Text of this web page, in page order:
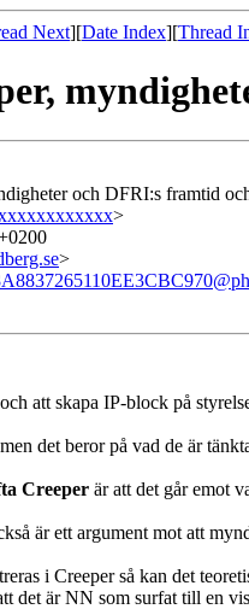
Next][Date Index][Thread
och DFRI:s framtid
>
>
att skapa IP-block på
det beror på vad de är
Creeper är att det går emot
är ett argument mot att
i Creeper så kan det
det är NN som surfat till en